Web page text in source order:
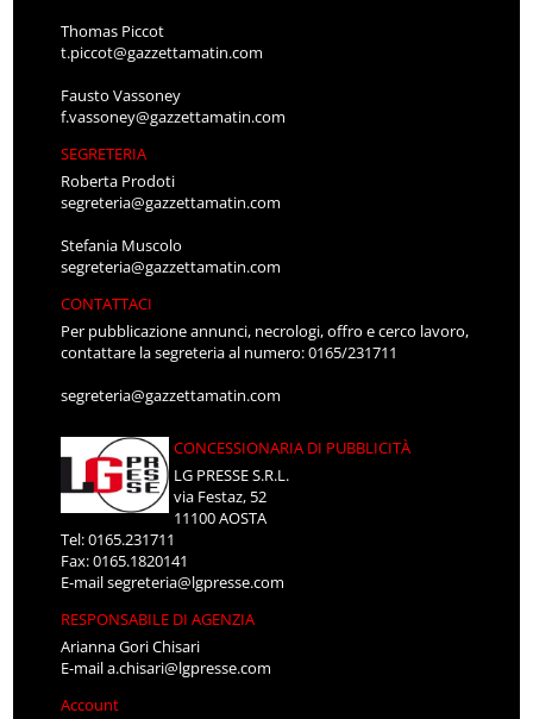
Thomas Piccot
t.piccot@gazzettamatin.com
Fausto Vassoney
f.vassoney@gazzettamatin.com
SEGRETERIA
Roberta Prodoti
segreteria@gazzettamatin.com
Stefania Muscolo
segreteria@gazzettamatin.com
CONTATTACI
Per pubblicazione annunci, necrologi, offro e cerco lavoro,
contattare la segreteria al numero: 0165/231711
segreteria@gazzettamatin.com
CONCESSIONARIA DI PUBBLICITÀ
LG PRESSE S.R.L.
via Festaz, 52
11100 AOSTA
Tel: 0165.231711
Fax: 0165.1820141
E-mailsegreteria@lgpresse.com
RESPONSABILE DI AGENZIA
Arianna Gori Chisari
E-maila.chisari@lgpresse.com
Account